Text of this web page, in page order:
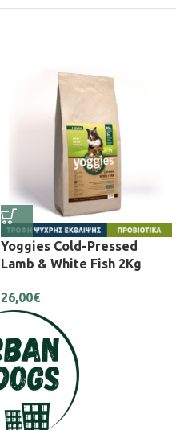
Yoggies Cold-Pressed
Lamb & White Fish 2Kg
26,00€